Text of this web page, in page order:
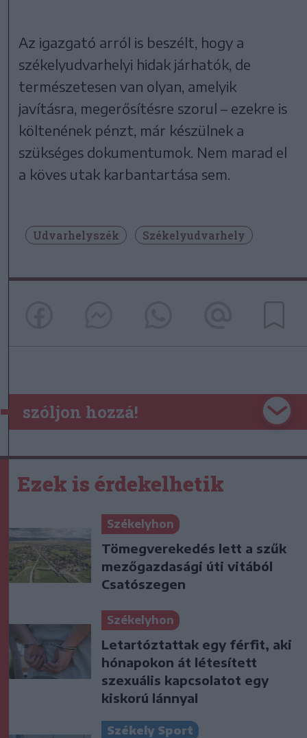
Az igazgató arról is beszélt, hogy a
székelyudvarhelyi hidak járhatók, de
természetesen van olyan, amelyik
javításra, megerősítésre szorul – ezekre is
költenének pénzt, már készülnek a
szükséges dokumentumok. Nem marad el
a köves utak karbantartása sem.
Udvarhelyszék Székelyudvarhely
szóljon hozzá!
Ezek is érdekelhetik
Székelyhon
Tömegverekedés lett a szűk
mezőgazdasági úti vitából
Csatószegen
Székelyhon
Letartóztattak egy férfit, aki
hónapokon át létesített
szexuális kapcsolatot egy
kiskorú lánnyal
Székely Sport